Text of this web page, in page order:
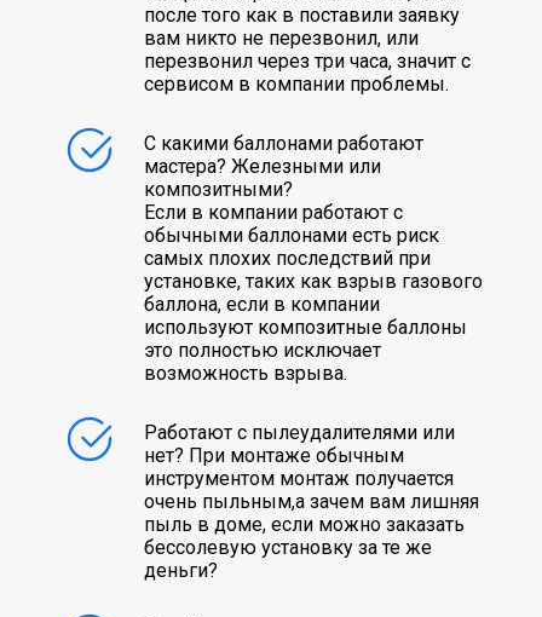
после того как в поставили заявку
вам никто не перезвонил, или
перезвонил через три часа, значит с
сервисом в компании проблемы.
С какими баллонами работают
мастера? Железными или
композитными?
Если в компании работают с
обычными баллонами есть риск
самых плохих последствий при
установке, таких как взрыв газового
баллона, если в компании
используют композитные баллоны
это полностью исключает
возможность взрыва.
Работают с пылеудалителями или
нет? При монтаже обычным
инструментом монтаж получается
очень пыльным,а зачем вам лишняя
пыль в доме, если можно заказать
бессолевую установку за те же
деньги?